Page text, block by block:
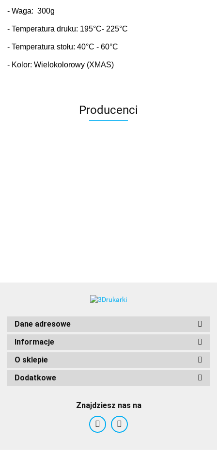
- Waga: 300g
- Temperatura druku: 195°C- 225°C
- Temperatura stołu: 40°C - 60°C
- Kolor: Wielokolorowy (XMAS)
Producenci
Dane adresowe
Informacje
O sklepie
Dodatkowe
Znajdziesz nas na